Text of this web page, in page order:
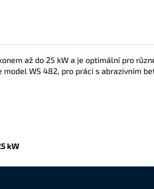
až do 25 kW a je optimální pro
WS 482, pro práci s abrazivním
kW